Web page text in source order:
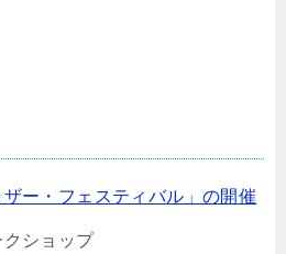
ザー・フェスティバル」の開催
ショップ